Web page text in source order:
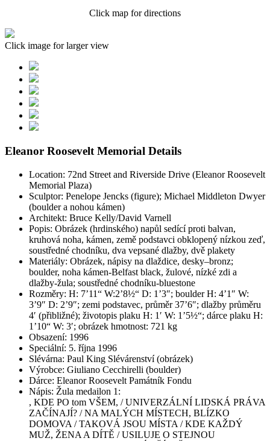
Click map for directions
Click image for larger view
Eleanor Roosevelt Memorial Details
Location: 72nd Street and Riverside Drive (Eleanor Roosevelt
Memorial Plaza)
Sculptor: Penelope Jencks (figure); Michael Middleton Dwyer
(boulder a nohou kámen)
Architekt: Bruce Kelly/David Varnell
Popis: Obrázek (hrdinského) napůl sedící proti balvan,
kruhová noha, kámen, země podstavci obklopený nízkou zeď,
soustředné chodníku, dva vepsané dlažby, dvě plakety
Materiály: Obrázek, nápisy na dlaždice, desky–bronz;
boulder, noha kámen-Belfast black, žulové, nízké zdi a
dlažby-žula; soustředné chodníku-bluestone
Rozměry: H: 7’11“ W:2’8½“ D: 1’3″; boulder H: 4’1″ W:
3’9″ D: 2’9″; zemi podstavec, průměr 37’6″; dlažby průměru
4′ (přibližné); životopis plaku H: 1′ W: 1’5½“; dárce plaku H:
1’10“ W: 3′; obrázek hmotnost: 721 kg
Obsazení: 1996
Speciální: 5. října 1996
Slévárna: Paul King Slévárenství (obrázek)
Výrobce: Giuliano Cecchirelli (boulder)
Dárce: Eleanor Roosevelt Památník Fondu
Nápis: Žula medailon 1:
, KDE PO tom VŠEM, / UNIVERZÁLNÍ LIDSKÁ PRÁVA
ZAČÍNAJÍ? / NA MALÝCH MÍSTECH, BLÍZKO
DOMOVA / TAKOVÁ JSOU MÍSTA / KDE KAŽDÝ
MUŽ, ŽENA A DÍTĚ / USILUJE O STEJNOU